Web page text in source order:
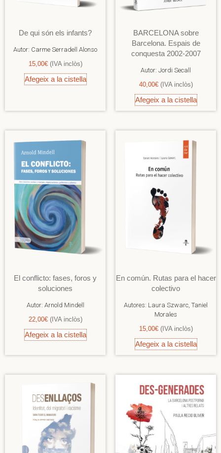
De qui són els infants?
Autor: Carme Serradell Alonso
15,00€ (IVA inclòs)
Afegeix a la cistella
BARCELONA sobre
Barcelona. Espais de
conquesta 2002-2007
Autor: Jordi Secall
40,00€ (IVA inclòs)
Afegeix a la cistella
El conflicto: fases, foros y
soluciones
Autor: Arnold Mindell
22,00€ (IVA inclòs)
Afegeix a la cistella
En común. Rutas para el hacer
colectivo
Autores: Laura Szwarc, Taniel
Morales
15,00€ (IVA inclòs)
Afegeix a la cistella